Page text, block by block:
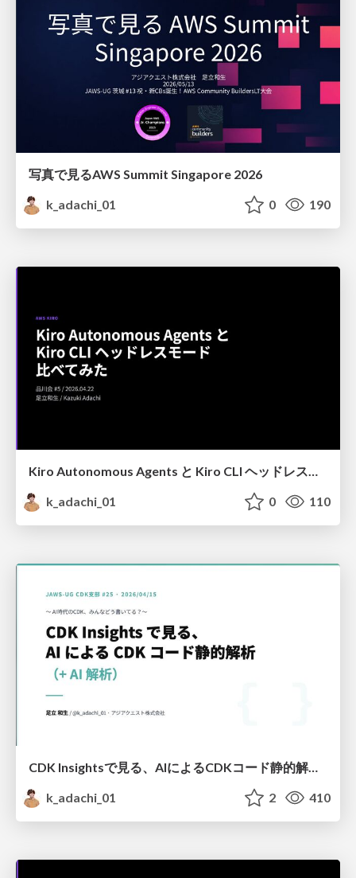
写真で見るAWS Summit Singapore 2026
k_adachi_01
0 190
k_adachi_01
0 110
CDK Insightsで見る、AIによるCDKコード静的解析(+AI解析)
k_adachi_01
2 410